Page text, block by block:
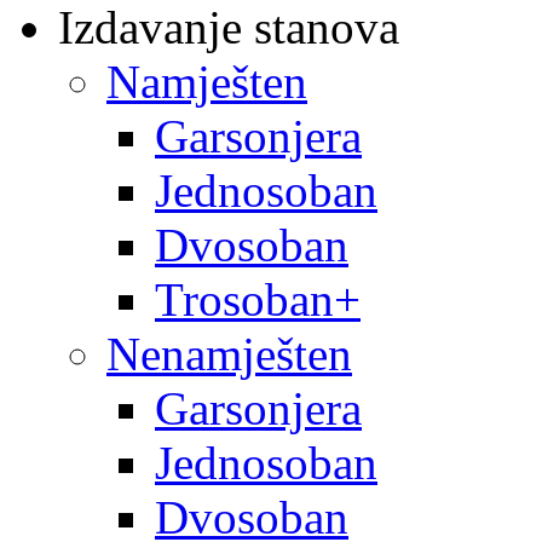
Izdavanje stanova
Namješten
Garsonjera
Jednosoban
Dvosoban
Trosoban+
Nenamješten
Garsonjera
Jednosoban
Dvosoban